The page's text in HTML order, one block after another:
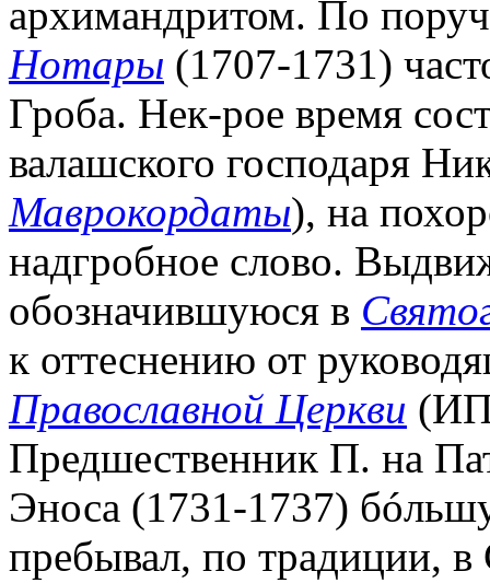
архимандритом. По
Нотары (1707-1731)
Гроба. Нек-рое время
валашского господаря
Маврокордаты), на
надгробное слово.
обозначившуюся в
к оттеснению от
Православной Церкви
Предшественник П. на
Эноса (1731-1737)
пребывал, по традиции,